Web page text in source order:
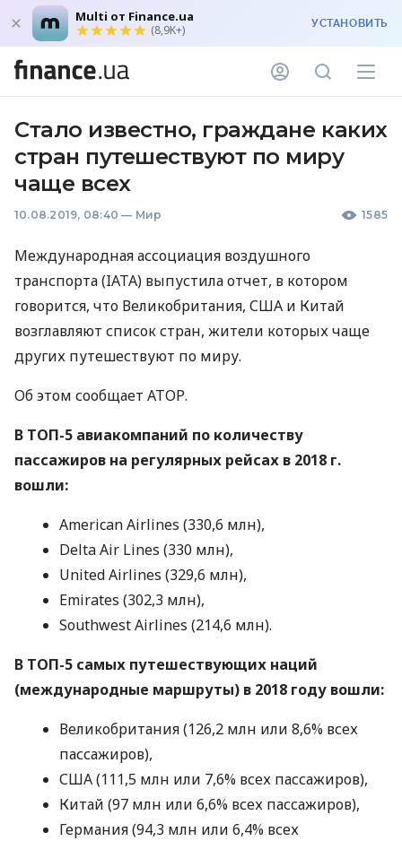
Multi от Finance.ua
(8,9K+) УСТАНОВИТЬ
Стало известно, граждане каких
стран путешествуют по миру
чаще всех
10.08.2019, 08:40 — Мир 1585
Международная ассоциация воздушного
транспорта (IATA) выпустила отчет, в котором
говорится, что Великобритания, США и Китай
возглавляют список стран, жители которых чаще
других путешествуют по миру.
Об этом сообщает АТОР.
В ТОП-5 авиакомпаний по количеству
пассажиров на регулярных рейсах в 2018 г.
вошли:
American Airlines (330,6 млн),
Delta Air Lines (330 млн),
United Airlines (329,6 млн),
Emirates (302,3 млн),
Southwest Airlines (214,6 млн).
В ТОП-5 самых путешествующих наций
(международные маршруты) в 2018 году вошли:
Великобритания (126,2 млн или 8,6% всех
пассажиров),
США(111,5 млн или 7,6% всех пассажиров),
Китай (97 млн или 6,6% всех пассажиров),
Германия (94,3 млн или 6,4% всех